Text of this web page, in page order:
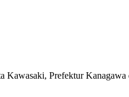
Prefektur Kanagawa